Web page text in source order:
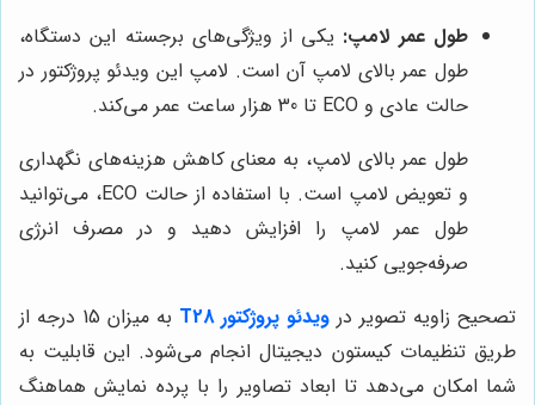
طول عمر لامپ: یکی از ویژگی‌های برجسته این دستگاه،
طول عمر بالای لامپ آن است. لامپ این ویدئو پروژکتور در
حالت عادی و ECO تا 30 هزار ساعت عمر می‌کند.
طول عمر بالای لامپ، به معنای کاهش هزینه‌های نگهداری
و تعویض لامپ است. با استفاده از حالت ECO، می‌توانید
طول عمر لامپ را افزایش دهید و در مصرف انرژی
صرفه‌جویی کنید.
تصحیح زاویه تصویر در ویدئو پروژکتور T28
به میزان 15 درجه از
طریق تنظیمات کیستون دیجیتال انجام می‌شود. این قابلیت به
شما امکان می‌دهد تا ابعاد تصاویر را با پرده نمایش هماهنگ